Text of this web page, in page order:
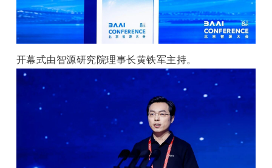
开幕式由智源研究院理事长黄铁军主持。